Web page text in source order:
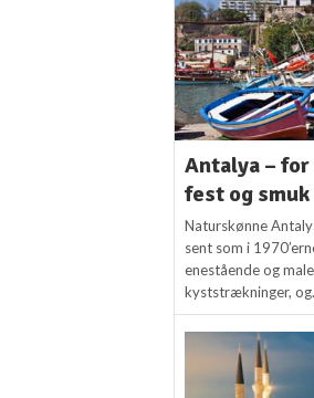
Antalya –
fest og
Naturskønne
sent som i
enestående og
kyststrækninger,